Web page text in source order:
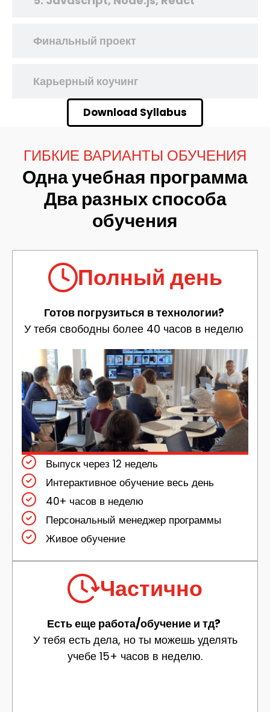
Финальный проект
Карьерный коучинг
Download Syllabus
ГИБКИЕ ВАРИАНТЫ ОБУЧЕНИЯ
Одна учебная программа
Два разных способа
обучения
Полный день
Готов погрузиться в технологии?
У тебя свободны более 40 часов в неделю
Выпуск через 12 недель
Интерактивное обучение весь день
40+ часов в неделю
Персональный менеджер программы​
Живое обучение
Частично
Есть еще работа/обучение и тд?
У тебя есть дела, но ты можешь уделять
учебе 15+ часов в неделю.